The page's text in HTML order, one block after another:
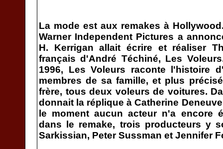
La mode est aux remakes à
Warner Independent Pictures a
H. Kerrigan allait écrire et réaliser
français d'André Téchiné, Les
1996, Les Voleurs raconte l'histoire
membres de sa famille, et plus
frère, tous deux voleurs de voitures.
donnait la réplique à Catherine
le moment aucun acteur n'a encore
dans le remake, trois producteurs y
Sarkissian, Peter Sussman et Jennifer